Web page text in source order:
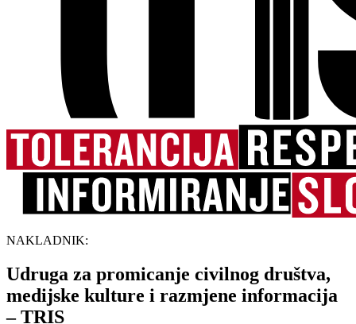
NAKLADNIK:
Udruga za promicanje civilnog društva,
medijske kulture i razmjene informacija
– TRIS